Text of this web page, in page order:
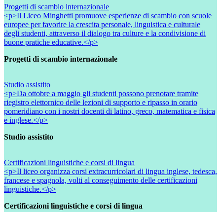
Progetti di scambio internazionale
<p>Il Liceo Minghetti promuove esperienze di scambio con scuole
europee per favorire la crescita personale, linguistica e culturale
degli studenti, attraverso il dialogo tra culture e la condivisione di
buone pratiche educative.</p>
Progetti di scambio internazionale
Studio assistito
<p>Da ottobre a maggio gli studenti possono prenotare tramite
riegistro elettornico delle lezioni di supporto e ripasso in orario
pomeridiano con i nostri docenti di latino, greco, matematica e fisica
e inglese.</p>
Studio assistito
Certificazioni linguistiche e corsi di lingua
<p>Il liceo organizza corsi extracurricolari di lingua inglese, tedesca,
francese e spagnola, volti al conseguimento delle certificazioni
linguistiche.</p>
Certificazioni linguistiche e corsi di lingua